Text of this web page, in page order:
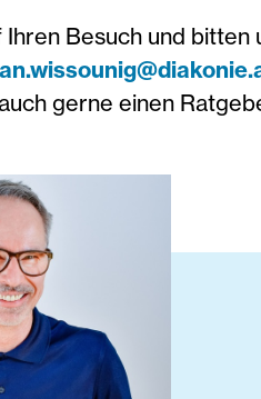
Besuch und bitten
gerne einen